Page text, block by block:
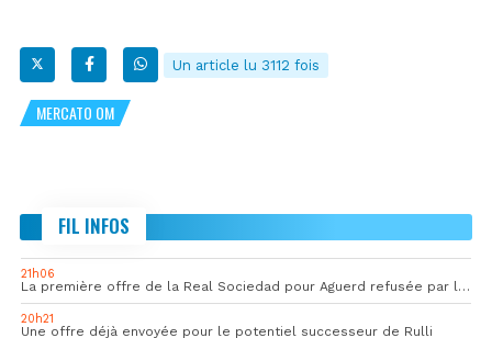
Un article lu 3112 fois
MERCATO OM
FIL INFOS
21h06
La première offre de la Real Sociedad pour Aguerd refusée par l’OM
20h21
Une offre déjà envoyée pour le potentiel successeur de Rulli